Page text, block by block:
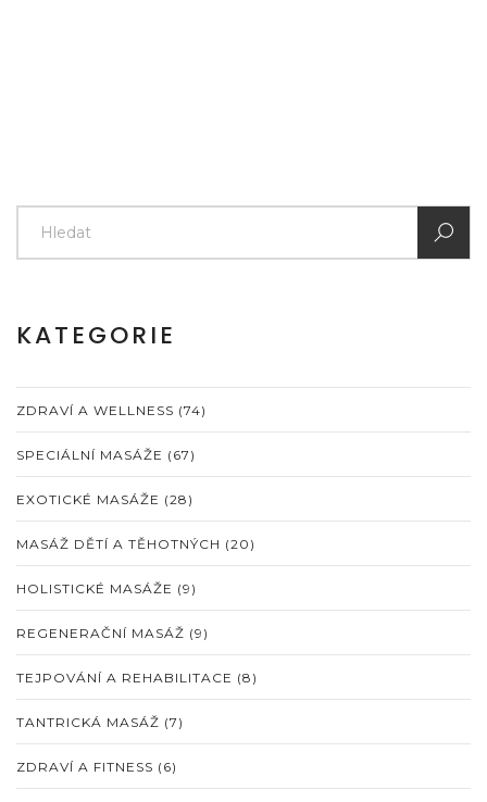
KATEGORIE
ZDRAVÍ A WELLNESS (74)
SPECIÁLNÍ MASÁŽE (67)
EXOTICKÉ MASÁŽE (28)
MASÁŽ DĚTÍ A TĚHOTNÝCH (20)
HOLISTICKÉ MASÁŽE (9)
REGENERAČNÍ MASÁŽ (9)
TEJPOVÁNÍ A REHABILITACE (8)
TANTRICKÁ MASÁŽ (7)
ZDRAVÍ A FITNESS (6)